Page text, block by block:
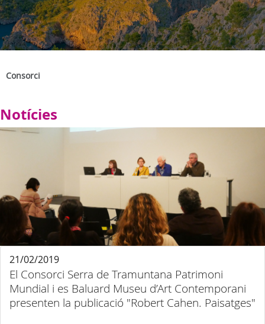
Consorci
Notícies
El Consorci Serra de Tramuntana Patrimoni
Mundial i es Baluard Museu d’Art Contemporani
presenten la publicació "Robert Cahen. Paisatges"
21/02/2019